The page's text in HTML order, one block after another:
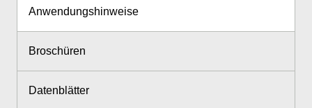
Anwendungshinweise
Broschüren
Datenblätter